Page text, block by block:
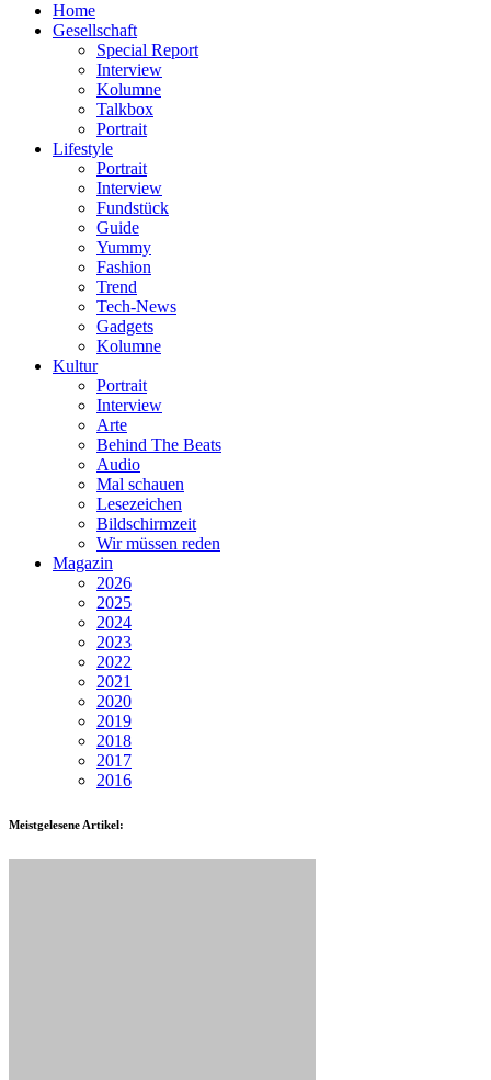
Home
Gesellschaft
Special Report
Interview
Kolumne
Talkbox
Portrait
Lifestyle
Portrait
Interview
Fundstück
Guide
Yummy
Fashion
Trend
Tech-News
Gadgets
Kolumne
Kultur
Portrait
Interview
Arte
Behind The Beats
Audio
Mal schauen
Lesezeichen
Bildschirmzeit
Wir müssen reden
Magazin
2026
2025
2024
2023
2022
2021
2020
2019
2018
2017
2016
Meistgelesene Artikel: